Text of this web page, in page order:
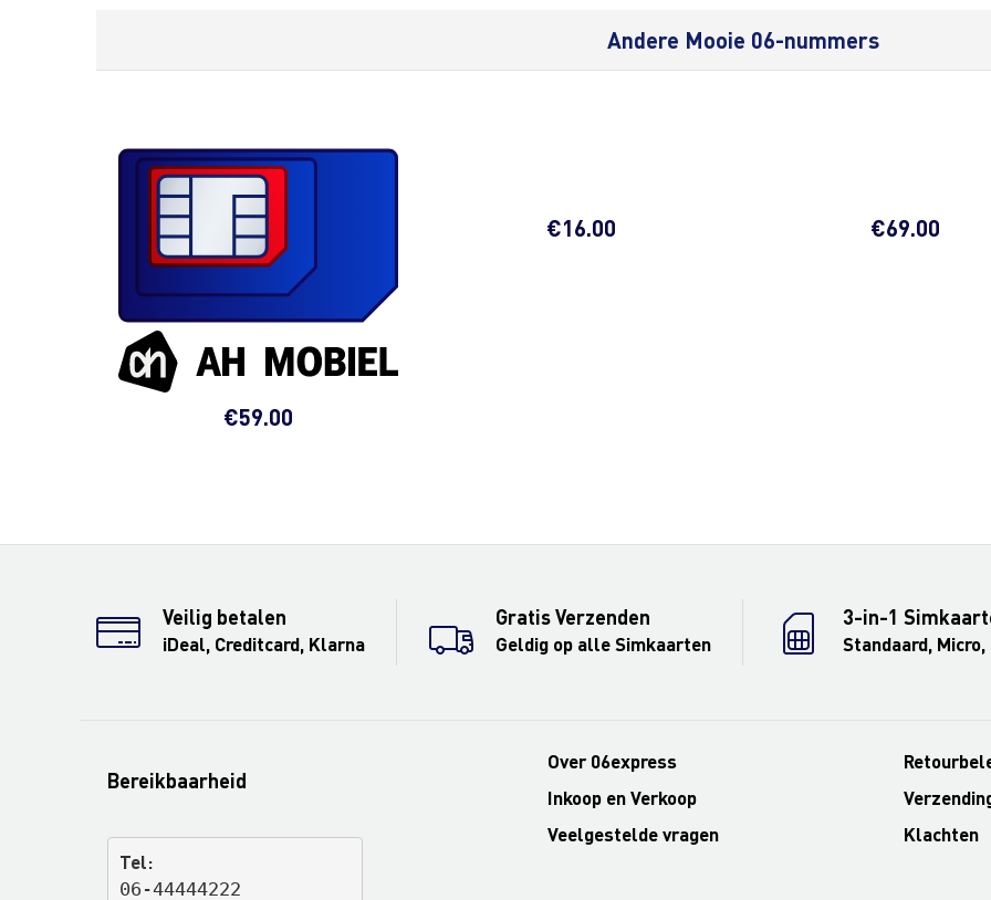
Andere Mooie 06-nummers
€59.00
€16.00 €69.00
Veilig betalen
iDeal, Creditcard, Klarna
Gratis Verzenden
Geldig op alle Simkaarten
3-in-1
Standaard, Micro,
Bereikbaarheid
Tel:
06-44444222
Over 06express
Inkoop en Verkoop
Veelgestelde vragen
Klachten